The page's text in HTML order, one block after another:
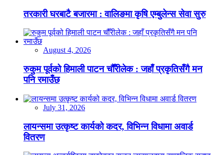
तरकारी घरबाटै बजारमा : वालिङमा कृषि एम्बुलेन्स सेवा सुरु
August 4, 2026
रुकुम पूर्वको हिमाली पाटन चौँरीलेक : जहाँ प्रकृतिसँगै मन
पनि रमाउँछ
July 31, 2026
लायन्समा उत्कृष्ट कार्यको कदर, विभिन्न विधामा अवार्ड
वितरण